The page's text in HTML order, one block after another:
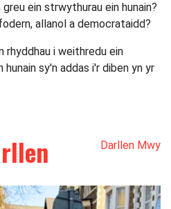
ein strwythurau ein hunain?
allanol a democrataidd?
rhyddhau i weithredu ein
sy'n addas i'r diben yn yr
Darllen Mwy